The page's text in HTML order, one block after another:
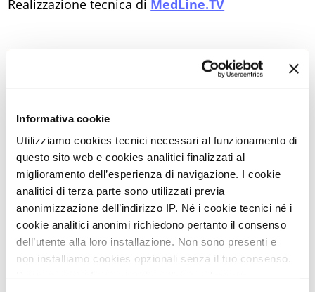
Informativa cookie
Utilizziamo cookies tecnici necessari al funzionamento di
questo sito web e cookies analitici finalizzati al
miglioramento dell’esperienza di navigazione. I cookie
analitici di terza parte sono utilizzati previa
anonimizzazione dell’indirizzo IP. Né i cookie tecnici né i
cookie analitici anonimi richiedono pertanto il consenso
dell’utente alla loro installazione. Non sono presenti e
non installiamo cookies opzionali senza il tuo consenso.
Realizzazione tecnica di MedLine.TV
Torna a Video Stream
PAROLE CHIAVE DI QUESTO ARTICOLO